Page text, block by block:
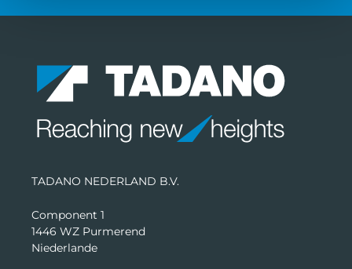
TADANO NEDERLAND B.V.
Component 1
1446 WZ Purmerend
Niederlande